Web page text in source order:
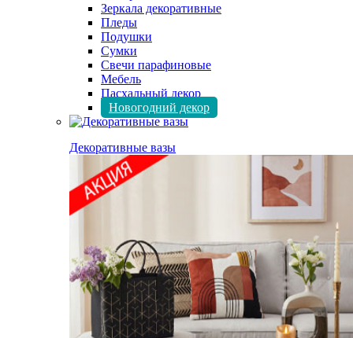
Зеркала декоративные
Пледы
Подушки
Сумки
Свечи парафиновые
Мебель
Пасхальный декор
Новогодний декор
Декоративные вазы